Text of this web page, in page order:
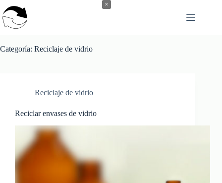
al
contenido
Categoría: Reciclaje de vidrio
Reciclaje de vidrio
Reciclar envases de vidrio
×